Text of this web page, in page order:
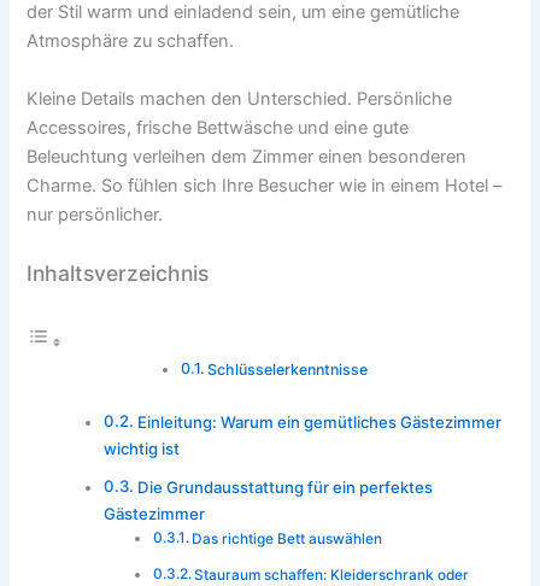
der Stil warm und einladend sein, um eine gemütliche
Atmosphäre zu schaffen.
Kleine Details machen den Unterschied. Persönliche
Accessoires, frische Bettwäsche und eine gute
Beleuchtung verleihen dem Zimmer einen besonderen
Charme. So fühlen sich Ihre Besucher wie in einem Hotel –
nur persönlicher.
Inhaltsverzeichnis
Schlüsselerkenntnisse
Einleitung: Warum ein gemütliches Gästezimmer
wichtig ist
Die Grundausstattung für ein perfektes
Gästezimmer
Das richtige Bett auswählen
Stauraum schaffen: Kleiderschrank oder